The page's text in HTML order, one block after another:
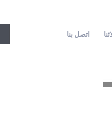
اتصل بنا